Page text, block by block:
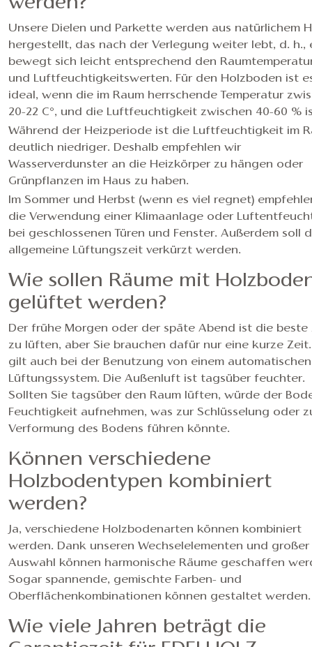
Unsere Dielen und Parkette werden aus natürlichem
hergestellt, das nach der Verlegung weiter lebt, d. h.,
bewegt sich leicht entsprechend den
und Luftfeuchtigkeitswerten. Für den Holzboden ist
ideal, wenn die im Raum herrschende Temperatur
20-22 C°, und die Luftfeuchtigkeit zwischen 40-60 %
Während der Heizperiode ist die Luftfeuchtigkeit im
deutlich niedriger. Deshalb empfehlen wir
Wasserverdunster an die Heizkörper zu hängen oder
Grünpflanzen im Haus zu haben.
Im Sommer und Herbst (wenn es viel regnet)
die Verwendung einer Klimaanlage oder
bei geschlossenen Türen und Fenster. Außerdem soll
allgemeine Lüftungszeit verkürzt werden.
Wie sollen Räume mit
gelüftet werden?
Der frühe Morgen oder der späte Abend ist die beste
zu lüften, aber Sie brauchen dafür nur eine kurze Zeit.
gilt auch bei der Benutzung von einem automatischen
Lüftungssystem. Die Außenluft ist tagsüber feuchter.
Sollten Sie tagsüber den Raum lüften, würde der
Feuchtigkeit aufnehmen, was zur Schlüsselung oder
Verformung des Bodens führen könnte.
Können verschiedene
Holzbodentypen kombiniert
werden?
Ja, verschiedene Holzbodenarten können kombiniert
werden. Dank unseren Wechselelementen und großer
Auswahl können harmonische Räume geschaffen
Sogar spannende, gemischte Farben- und
Oberflächenkombinationen können gestaltet werden.
Wie viele Jahren beträgt die